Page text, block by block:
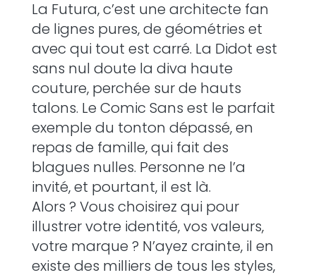
La Futura, c’est une architecte fan
de lignes pures, de géométries et
avec qui tout est carré. La Didot est
sans nul doute la diva haute
couture, perchée sur de hauts
talons. Le Comic Sans est le parfait
exemple du tonton dépassé, en
repas de famille, qui fait des
blagues nulles. Personne ne l’a
invité, et pourtant, il est là.
Alors ? Vous choisirez qui pour
illustrer votre identité, vos valeurs,
votre marque ? N’ayez crainte, il en
existe des milliers de tous les styles,